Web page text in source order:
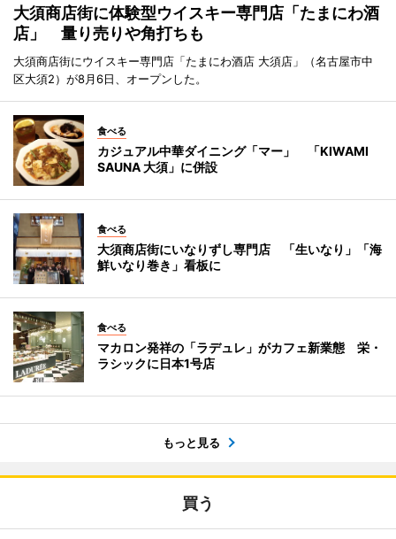
大須商店街に体験型ウイスキー専門店「たまにわ酒
店」 量り売りや角打ちも
大須商店街にウイスキー専門店「たまにわ酒店 大須店」（名古屋市中
区大須2）が8月6日、オープンした。
食べる
カジュアル中華ダイニング「マー」 「KIWAMI
SAUNA 大須」に併設
食べる
大須商店街にいなりずし専門店 「生いなり」「海
鮮いなり巻き」看板に
食べる
マカロン発祥の「ラデュレ」がカフェ新業態 栄・
ラシックに日本1号店
もっと見る
買う